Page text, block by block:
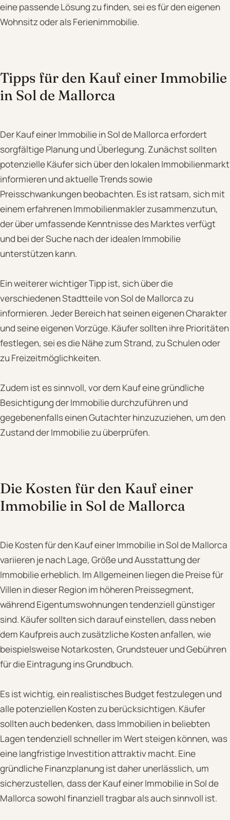
eine passende Lösung zu finden, sei es für den eigenen
Wohnsitz oder als Ferienimmobilie.
Tipps für den Kauf einer Immobilie
in Sol de Mallorca
Der Kauf einer Immobilie in Sol de Mallorca erfordert
sorgfältige Planung und Überlegung. Zunächst sollten
potenzielle Käufer sich über den lokalen Immobilienmarkt
informieren und aktuelle Trends sowie
Preisschwankungen beobachten. Es ist ratsam, sich mit
einem erfahrenen Immobilienmakler zusammenzutun,
der über umfassende Kenntnisse des Marktes verfügt
und bei der Suche nach der idealen Immobilie
unterstützen kann.
Ein weiterer wichtiger Tipp ist, sich über die
verschiedenen Stadtteile von Sol de Mallorca zu
informieren. Jeder Bereich hat seinen eigenen Charakter
und seine eigenen Vorzüge. Käufer sollten ihre Prioritäten
festlegen, sei es die Nähe zum Strand, zu Schulen oder
zu Freizeitmöglichkeiten.
Zudem ist es sinnvoll, vor dem Kauf eine gründliche
Besichtigung der Immobilie durchzuführen und
gegebenenfalls einen Gutachter hinzuzuziehen, um den
Zustand der Immobilie zu überprüfen.
Die Kosten für den Kauf einer
Immobilie in Sol de Mallorca
Die Kosten für den Kauf einer Immobilie in Sol de Mallorca
variieren je nach Lage, Größe und Ausstattung der
Immobilie erheblich. Im Allgemeinen liegen die Preise für
Villen in dieser Region im höheren Preissegment,
während Eigentumswohnungen tendenziell günstiger
sind. Käufer sollten sich darauf einstellen, dass neben
dem Kaufpreis auch zusätzliche Kosten anfallen, wie
beispielsweise Notarkosten, Grundsteuer und Gebühren
für die Eintragung ins Grundbuch.
Es ist wichtig, ein realistisches Budget festzulegen und
alle potenziellen Kosten zu berücksichtigen. Käufer
sollten auch bedenken, dass Immobilien in beliebten
Lagen tendenziell schneller im Wert steigen können, was
eine langfristige Investition attraktiv macht. Eine
gründliche Finanzplanung ist daher unerlässlich, um
sicherzustellen, dass der Kauf einer Immobilie in Sol de
Mallorca sowohl finanziell tragbar als auch sinnvoll ist.